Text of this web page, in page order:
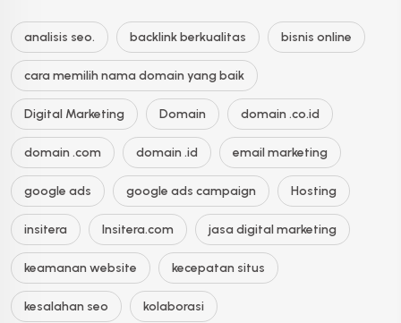
analisis seo. backlink berkualitas bisnis online
cara memilih nama domain yang baik
Digital Marketing Domain domain .co.id
domain .com domain .id email marketing
google ads google ads campaign Hosting
insitera Insitera.com jasa digital marketing
keamanan website kecepatan situs
kesalahan seo kolaborasi